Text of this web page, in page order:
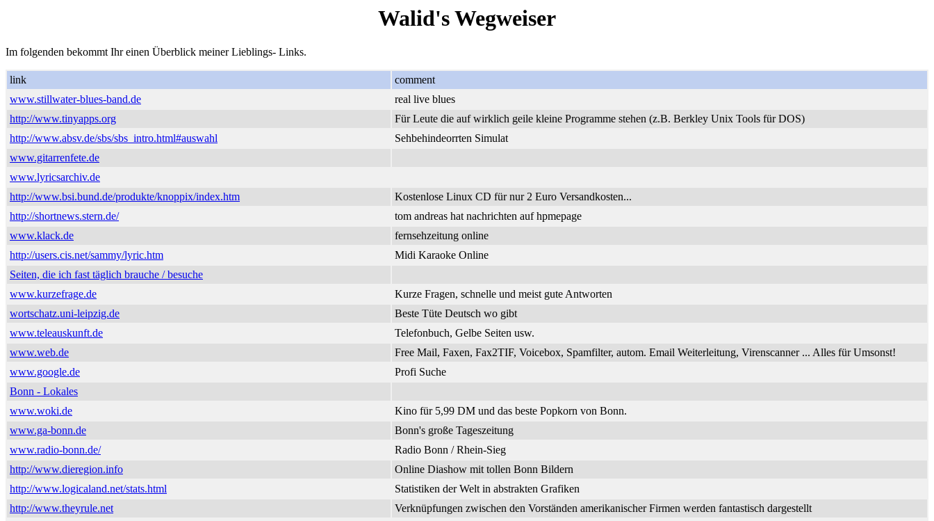
Walid's Wegweiser
Im folgenden bekommt Ihr einen Überblick meiner Lieblings- Links.
link
comment
www.stillwater-blues-band.de
real live blues
http://www.tinyapps.org
Für Leute die auf wirklich geile kleine Programme stehen (z.B. Berkley Unix Tools für DOS)
http://www.absv.de/sbs/sbs_intro.html#auswahl
Sehbehindeorrten Simulat
www.gitarrenfete.de
www.lyricsarchiv.de
http://www.bsi.bund.de/produkte/knoppix/index.htm
Kostenlose Linux CD für nur 2 Euro Versandkosten...
http://shortnews.stern.de/
tom andreas hat nachrichten auf hpmepage
www.klack.de
fernsehzeitung online
http://users.cis.net/sammy/lyric.htm
Midi Karaoke Online
Seiten, die ich fast täglich brauche / besuche
www.kurzefrage.de
Kurze Fragen, schnelle und meist gute Antworten
wortschatz.uni-leipzig.de
Beste Tüte Deutsch wo gibt
www.teleauskunft.de
Telefonbuch, Gelbe Seiten usw.
www.web.de
Free Mail, Faxen, Fax2TIF, Voicebox, Spamfilter, autom. Email Weiterleitung, Virenscanner ... Alles für Umsonst!
www.google.de
Profi Suche
Bonn - Lokales
www.woki.de
Kino für 5,99 DM und das beste Popkorn von Bonn.
www.ga-bonn.de
Bonn's große Tageszeitung
www.radio-bonn.de/
Radio Bonn / Rhein-Sieg
http://www.dieregion.info
Online Diashow mit tollen Bonn Bildern
http://www.logicaland.net/stats.html
Statistiken der Welt in abstrakten Grafiken
http://www.theyrule.net
Verknüpfungen zwischen den Vorständen amerikanischer Firmen werden fantastisch dargestellt